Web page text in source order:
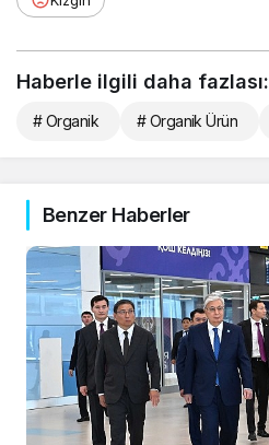
Haberle ilgili daha fazlası:
# Organik # Organik Ürün
Benzer Haberler